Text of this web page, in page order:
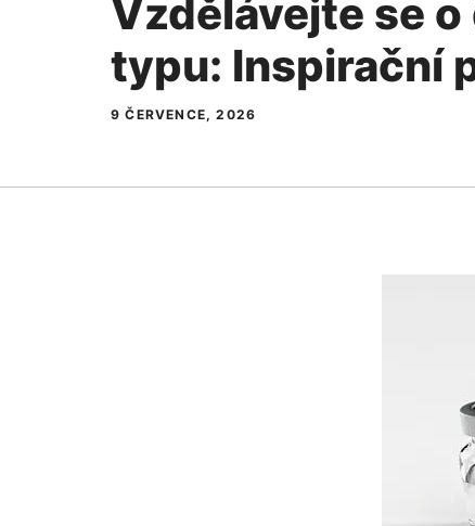
Vzdělávejte se o
typu: Inspirační
9 ČERVENCE, 2026